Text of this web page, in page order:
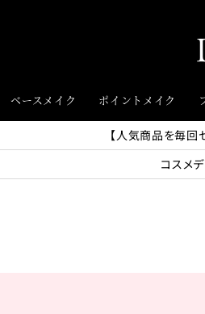
ベースメイク ポイントメイク
【人気商品を毎回
コスメ